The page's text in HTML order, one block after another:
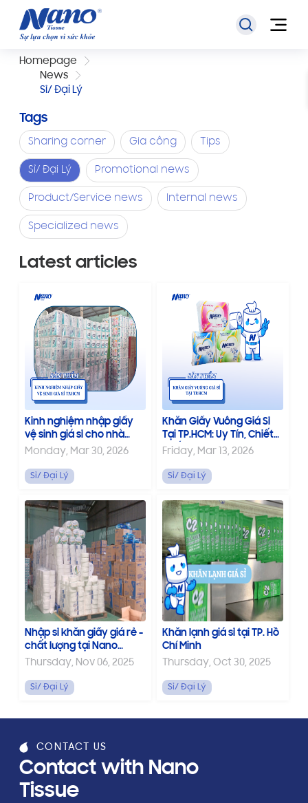
Homepage
News
Sỉ/ Đại Lý
Tags
Sharing corner Gia công Tips
Sỉ/ Đại Lý Promotional news
Product/Service news Internal news
Specialized news
Latest articles
Kinh nghiệm nhập giấy
vệ sinh giá sỉ cho nhà
hàng, khách sạn
Monday, Mar 30, 2026
Sỉ/ Đại Lý
Khăn Giấy Vuông Giá Sỉ
Tại TP.HCM: Uy Tín, Chiết
Khấu Cao
Friday, Mar 13, 2026
Sỉ/ Đại Lý
Nhập sỉ khăn giấy giá rẻ -
chất lượng tại Nano
Tissue
Thursday, Nov 06, 2025
Sỉ/ Đại Lý
Khăn lạnh giá sỉ tại TP. Hồ
Chí Minh
Thursday, Oct 30, 2025
Sỉ/ Đại Lý
CONTACT US
Contact with Nano
Tissue